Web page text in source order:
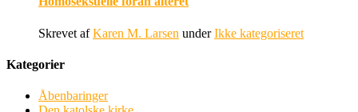
Skrevet afKaren M. Larsen underIkke kategoriseret
Kategorier
Åbenbaringer